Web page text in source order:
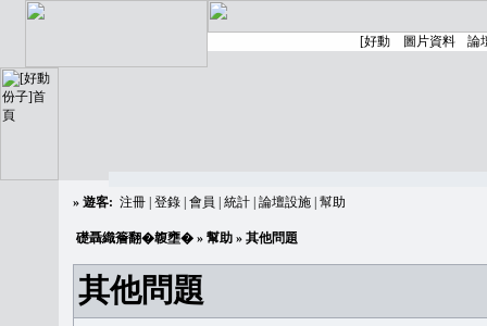
» 遊客: 注冊 登錄 會員 統計 論壇設施 幫助
礎聶織簷翻�䪖壅� » 幫助 » 其他問題
其他問題